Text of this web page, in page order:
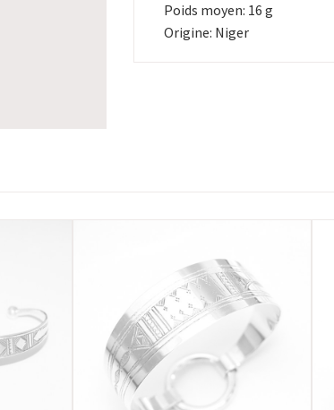
Poids moyen: 16 g
Origine: Niger